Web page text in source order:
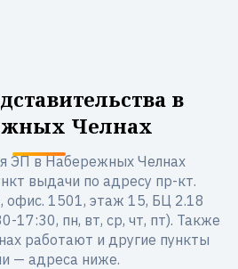
в
Челнах
ЭП в Набережных Челнах
выдачи по адресу пр-кт.
офис. 1501, этаж 15, БЦ 2.18
17:30, пн, вт, ср, чт, пт). Также
работают и другие пункты
— адреса ниже.